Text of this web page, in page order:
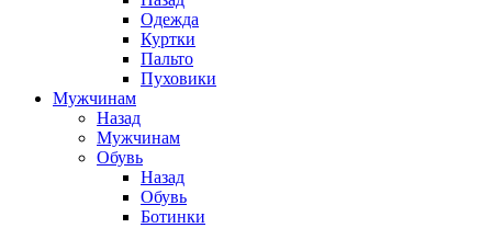
Одежда
Куртки
Пальто
Пуховики
Мужчинам
Назад
Мужчинам
Обувь
Назад
Обувь
Ботинки